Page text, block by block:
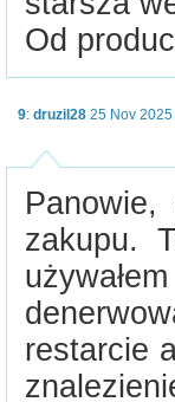
Od
9: druzil28 25 Nov 2025
zakupu.
restarcie